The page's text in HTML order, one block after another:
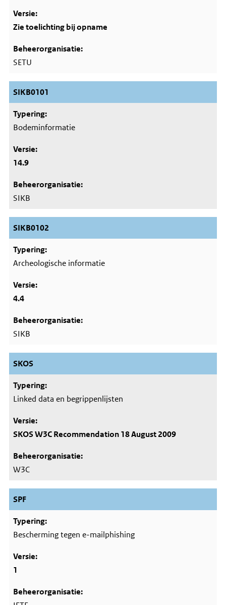
Zie toelichting bij opname
SETU
SIKB0101
Bodeminformatie
14.9
SIKB
SIKB0102
Archeologische informatie
4.4
SIKB
SKOS
Linked data en begrippenlijsten
SKOS W3C Recommendation 18 August 2009
W3C
SPF
Bescherming tegen e-mailphishing
1